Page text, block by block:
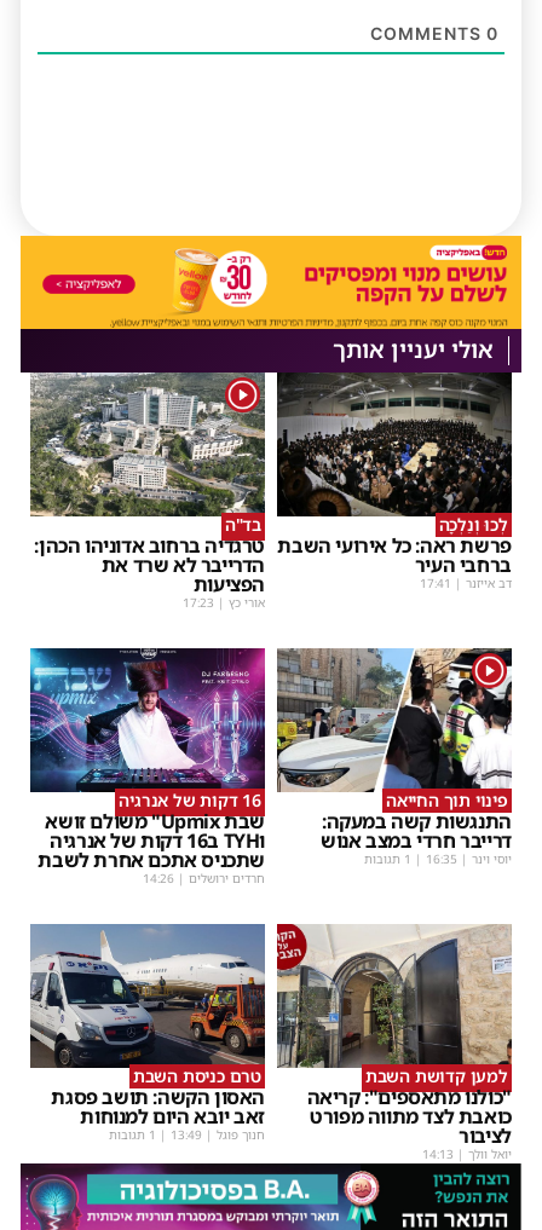
0
אולי יעניין אותך
לְכוּ וְנֵלְכָה
פרשת ראה: כל אירועי השבת
ברחבי העיר
דב אייזנר |
17:41
1
בד"ה
טרגדיה ברחוב אדוניהו הכהן:
הדרייבר לא שרד את
הפציעות
אורי כץ |
17:23
1
פינוי תוך החייאה
התנגשות קשה במעקה:
דרייבר חרדי במצב אנוש
יוסי וינר |
16:35 | 1 תגובות
16 דקות של אנרגיה
שבת Upmix" משולם זושא
וTYH ב16 דקות של אנרגיה
שתכניס אתכם אחרת לשבת
חרדים ירושלים |
14:26
למען קדושת השבת
"כולנו מתאספים": קריאה
כואבת לצד מתווה מפורט
לציבור
יואל וולך |
14:13
טרם כניסת השבת
האסון הקשה: תושב פסגת
זאב יובא היום למנוחות
חנוך פוגל |
13:49 | 1 תגובות